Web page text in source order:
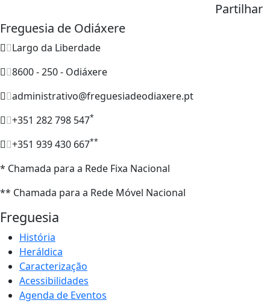
Partilhar
Freguesia de Odiáxere
Largo da Liberdade
8600 - 250 - Odiáxere
administrativo@freguesiadeodiaxere.pt
+351 282 798 547*
+351 939 430 667**
* Chamada para a Rede Fixa Nacional
** Chamada para a Rede Móvel Nacional
Freguesia
História
Heráldica
Caracterização
Acessibilidades
Agenda de Eventos